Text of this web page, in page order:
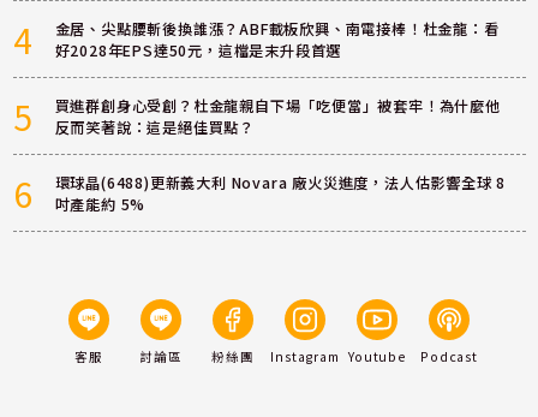
4
金居、尖點腰斬後換誰漲？ABF載板欣興、南電接棒！杜金龍：看
好2028年EPS達50元，這檔是末升段首選
5
買進群創身心受創？杜金龍親自下場「吃便當」被套牢！為什麼他
反而笑著說：這是絕佳買點？
6
環球晶(6488)更新義大利 Novara 廠火災進度，法人估影響全球 8
吋產能約 5%
客服 討論區 粉絲團 Instagram Youtube Podcast